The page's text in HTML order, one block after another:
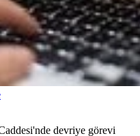
devriye görevi